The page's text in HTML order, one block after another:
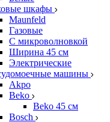
шкафы
Maunfeld
Газовые
С микроволновкой
Ширина 45 см
Электрические
машины
Akpo
Beko
Beko 45 см
Bosch